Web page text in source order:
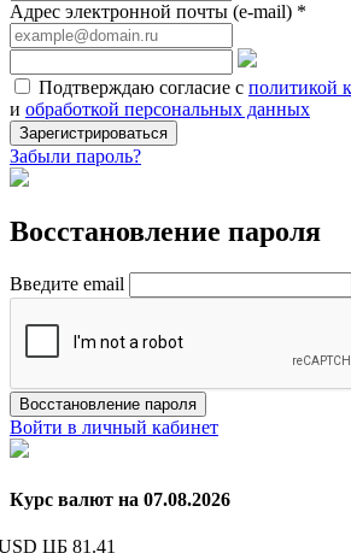
Адрес электронной почты (e-mail) *
Подтверждаю согласие с политикой
и обработкой персональных данных
Зарегистрироваться
Забыли пароль?
Восстановление пароля
Введите email
Восстановление пароля
Войти в личный кабинет
Курс валют на 07.08.2026
ЦБ 81.41